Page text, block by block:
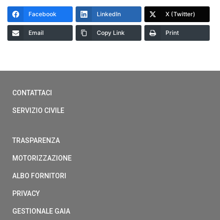
Facebook LinkedIn X (Twitter)
Email Copy Link Print
CONTATTACI
SERVIZIO CIVILE
TRASPARENZA
MOTORIZZAZIONE
ALBO FORNITORI
PRIVACY
GESTIONALE GAIA